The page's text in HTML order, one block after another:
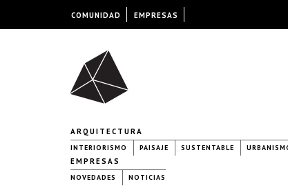
ARQUITECTURA
INTERIORISMO PAISAJE SUSTENTABLE
EMPRESAS
NOVEDADES NOTICIAS
COMUNIDAD EMPRESAS